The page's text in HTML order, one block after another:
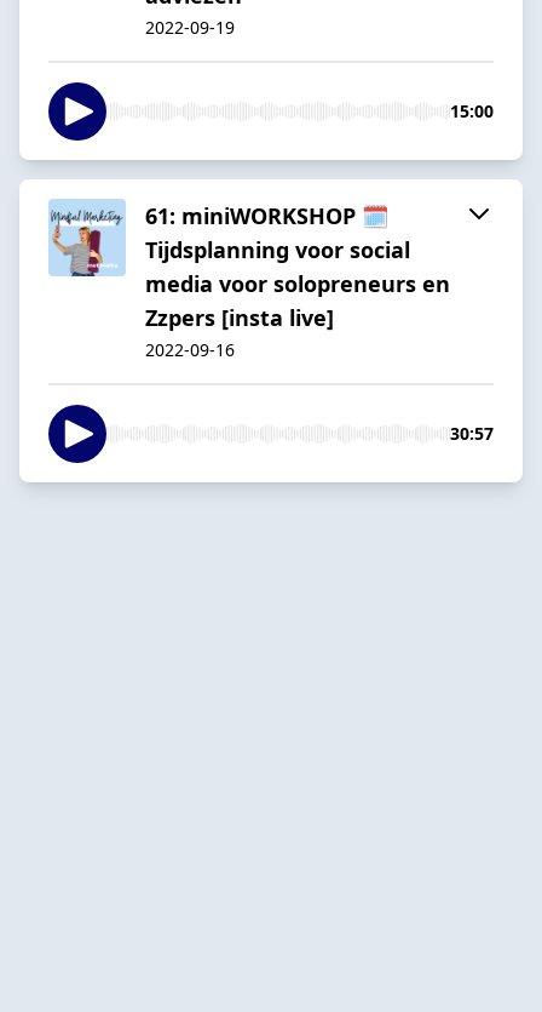
2022-09-19
15:00
61: miniWORKSHOP 🗓
Tijdsplanning voor social
media voor solopreneurs en
Zzpers [insta live]
2022-09-16
30:57